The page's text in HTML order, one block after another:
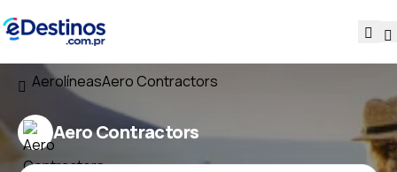
AerolíneasAero Contractors
Aero Contractors